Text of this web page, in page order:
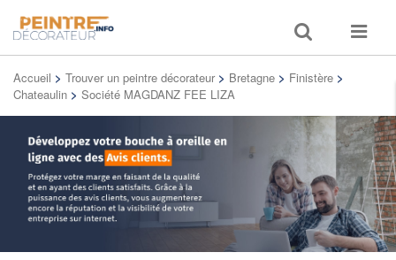
Toggle
search
Toggle
Accueil > Trouver un peintre décorateur > Bretagne > Finistère >
Chateaulin > Société MAGDANZ FEE LIZA